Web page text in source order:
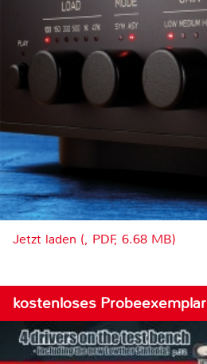
Jetzt laden (, PDF, 6.68 MB)
kostenloses Probeexemplar